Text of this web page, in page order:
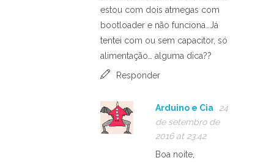
estou com dois atmegas com
bootloader e não funciona…Já
tentei com ou sem capacitor, só
alimentação… alguma dica??
Responder
Arduino e Cia
24
de setembro de
2016 at 23:42
Boa noite,